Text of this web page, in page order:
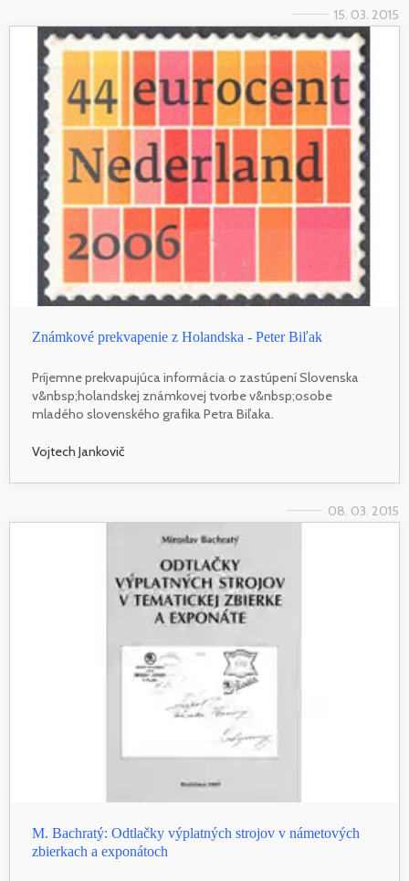
15. 03. 2015
Známkové prekvapenie z Holandska - Peter Biľak
Príjemne prekvapujúca informácia o zastúpení Slovenska
v&nbsp;holandskej známkovej tvorbe v&nbsp;osobe
mladého slovenského grafika Petra Biľaka.
Vojtech Jankovič
08. 03. 2015
M. Bachratý: Odtlačky výplatných strojov v námetových
zbierkach a exponátoch